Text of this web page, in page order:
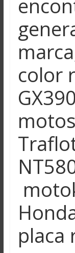
color
placa